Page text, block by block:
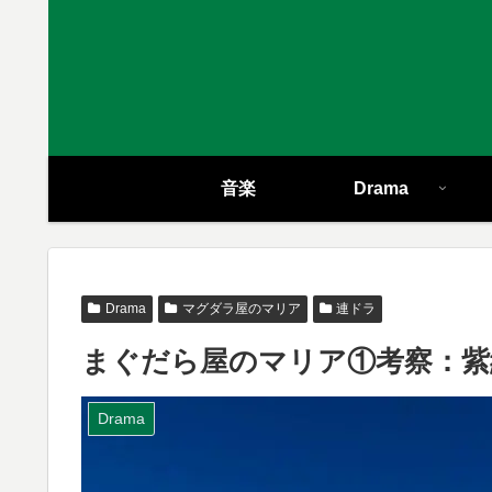
音楽 Drama
Drama マグダラ屋のマリア 連ドラ
まぐだら屋のマリア①考察：
Drama